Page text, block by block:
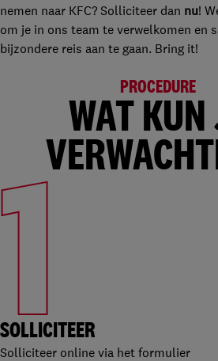
nemen naar KFC? Solliciteer dan nu!
om je in ons team te verwelkomen en
bijzondere reis aan te gaan. Bring it!
PROCEDURE
WAT KUN
1
SOLLICITEER
Solliciteer online via het formulier